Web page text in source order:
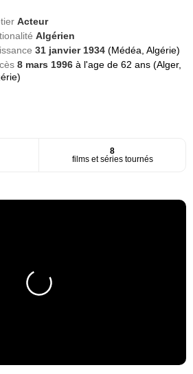
Acteur
Algérien
31 janvier 1934(Médéa, Algérie)
8 mars 1996à l'age de 62 ans (Alger,
8
films et séries tournés